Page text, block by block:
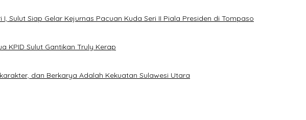
Sulut Siap Gelar Kejurnas Pacuan Kuda Seri II Piala Presiden di Tompaso
KPID Sulut Gantikan Truly Kerap
dan Berkarya Adalah Kekuatan Sulawesi Utara